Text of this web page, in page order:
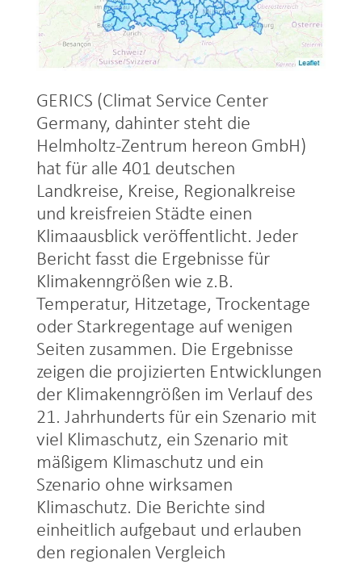
GERICS (Climat Service Center
Germany, dahinter steht die
Helmholtz-Zentrum hereon GmbH)
hat für alle 401 deutschen
Landkreise, Kreise, Regionalkreise
und kreisfreien Städte einen
Klimaausblick veröffentlicht. Jeder
Bericht fasst die Ergebnisse für
Klimakenngrößen wie z.B.
Temperatur, Hitzetage, Trockentage
oder Starkregentage auf wenigen
Seiten zusammen. Die Ergebnisse
zeigen die projizierten Entwicklungen
der Klimakenngrößen im Verlauf des
21. Jahrhunderts für ein Szenario mit
viel Klimaschutz, ein Szenario mit
mäßigem Klimaschutz und ein
Szenario ohne wirksamen
Klimaschutz. Die Berichte sind
einheitlich aufgebaut und erlauben
den regionalen Vergleich